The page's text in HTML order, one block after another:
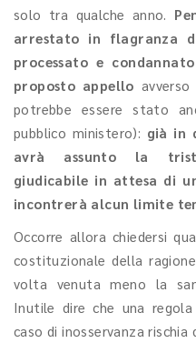
solo tra qualche anno.
arrestato in flagranza
processato e
proposto appello
potrebbe essere stato
pubblico ministero): già in
avrà assunto la
giudicabile in attesa di
incontrerà alcun limite
Occorre allora chiedersi
costituzionale della
volta venuta meno la
Inutile dire che una
caso di inosservanza